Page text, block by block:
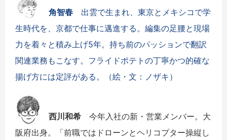
角智春 出雲で生まれ、東京とメキシコで学
生時代を、京都で仕事に邁進する。編集の足腰と現場
力を着々と積み上げ5年。持ち前のパッションで翻訳
関連業務もこなす。フライドポテトの丁寧かつ的確な
揚げ方には定評がある。（絵・文：ノザキ）
西川和希
今年入社の新・営業メンバー。大
阪府出身。「前職ではドローンとヘリコプター操縦し